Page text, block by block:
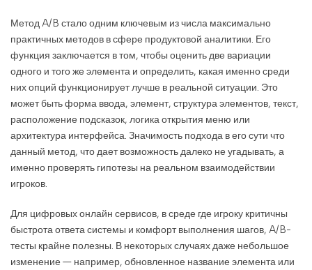
Метод A/B стало одним ключевым из числа максимально
практичных методов в сфере продуктовой аналитики. Его
функция заключается в том, чтобы оценить две вариации
одного и того же элемента и определить, какая именно среди
них опций функционирует лучше в реальной ситуации. Это
может быть форма ввода, элемент, структура элементов, текст,
расположение подсказок, логика открытия меню или
архитектура интерфейса. Значимость подхода в его сути что
данный метод, что дает возможность далеко не угадывать, а
именно проверять гипотезы на реальном взаимодействии
игроков.
Для цифровых онлайн сервисов, в среде где игроку критичны
быстрота ответа системы и комфорт выполнения шагов, A/B-
тесты крайне полезны. В некоторых случаях даже небольшое
изменение — например, обновленное название элемента или